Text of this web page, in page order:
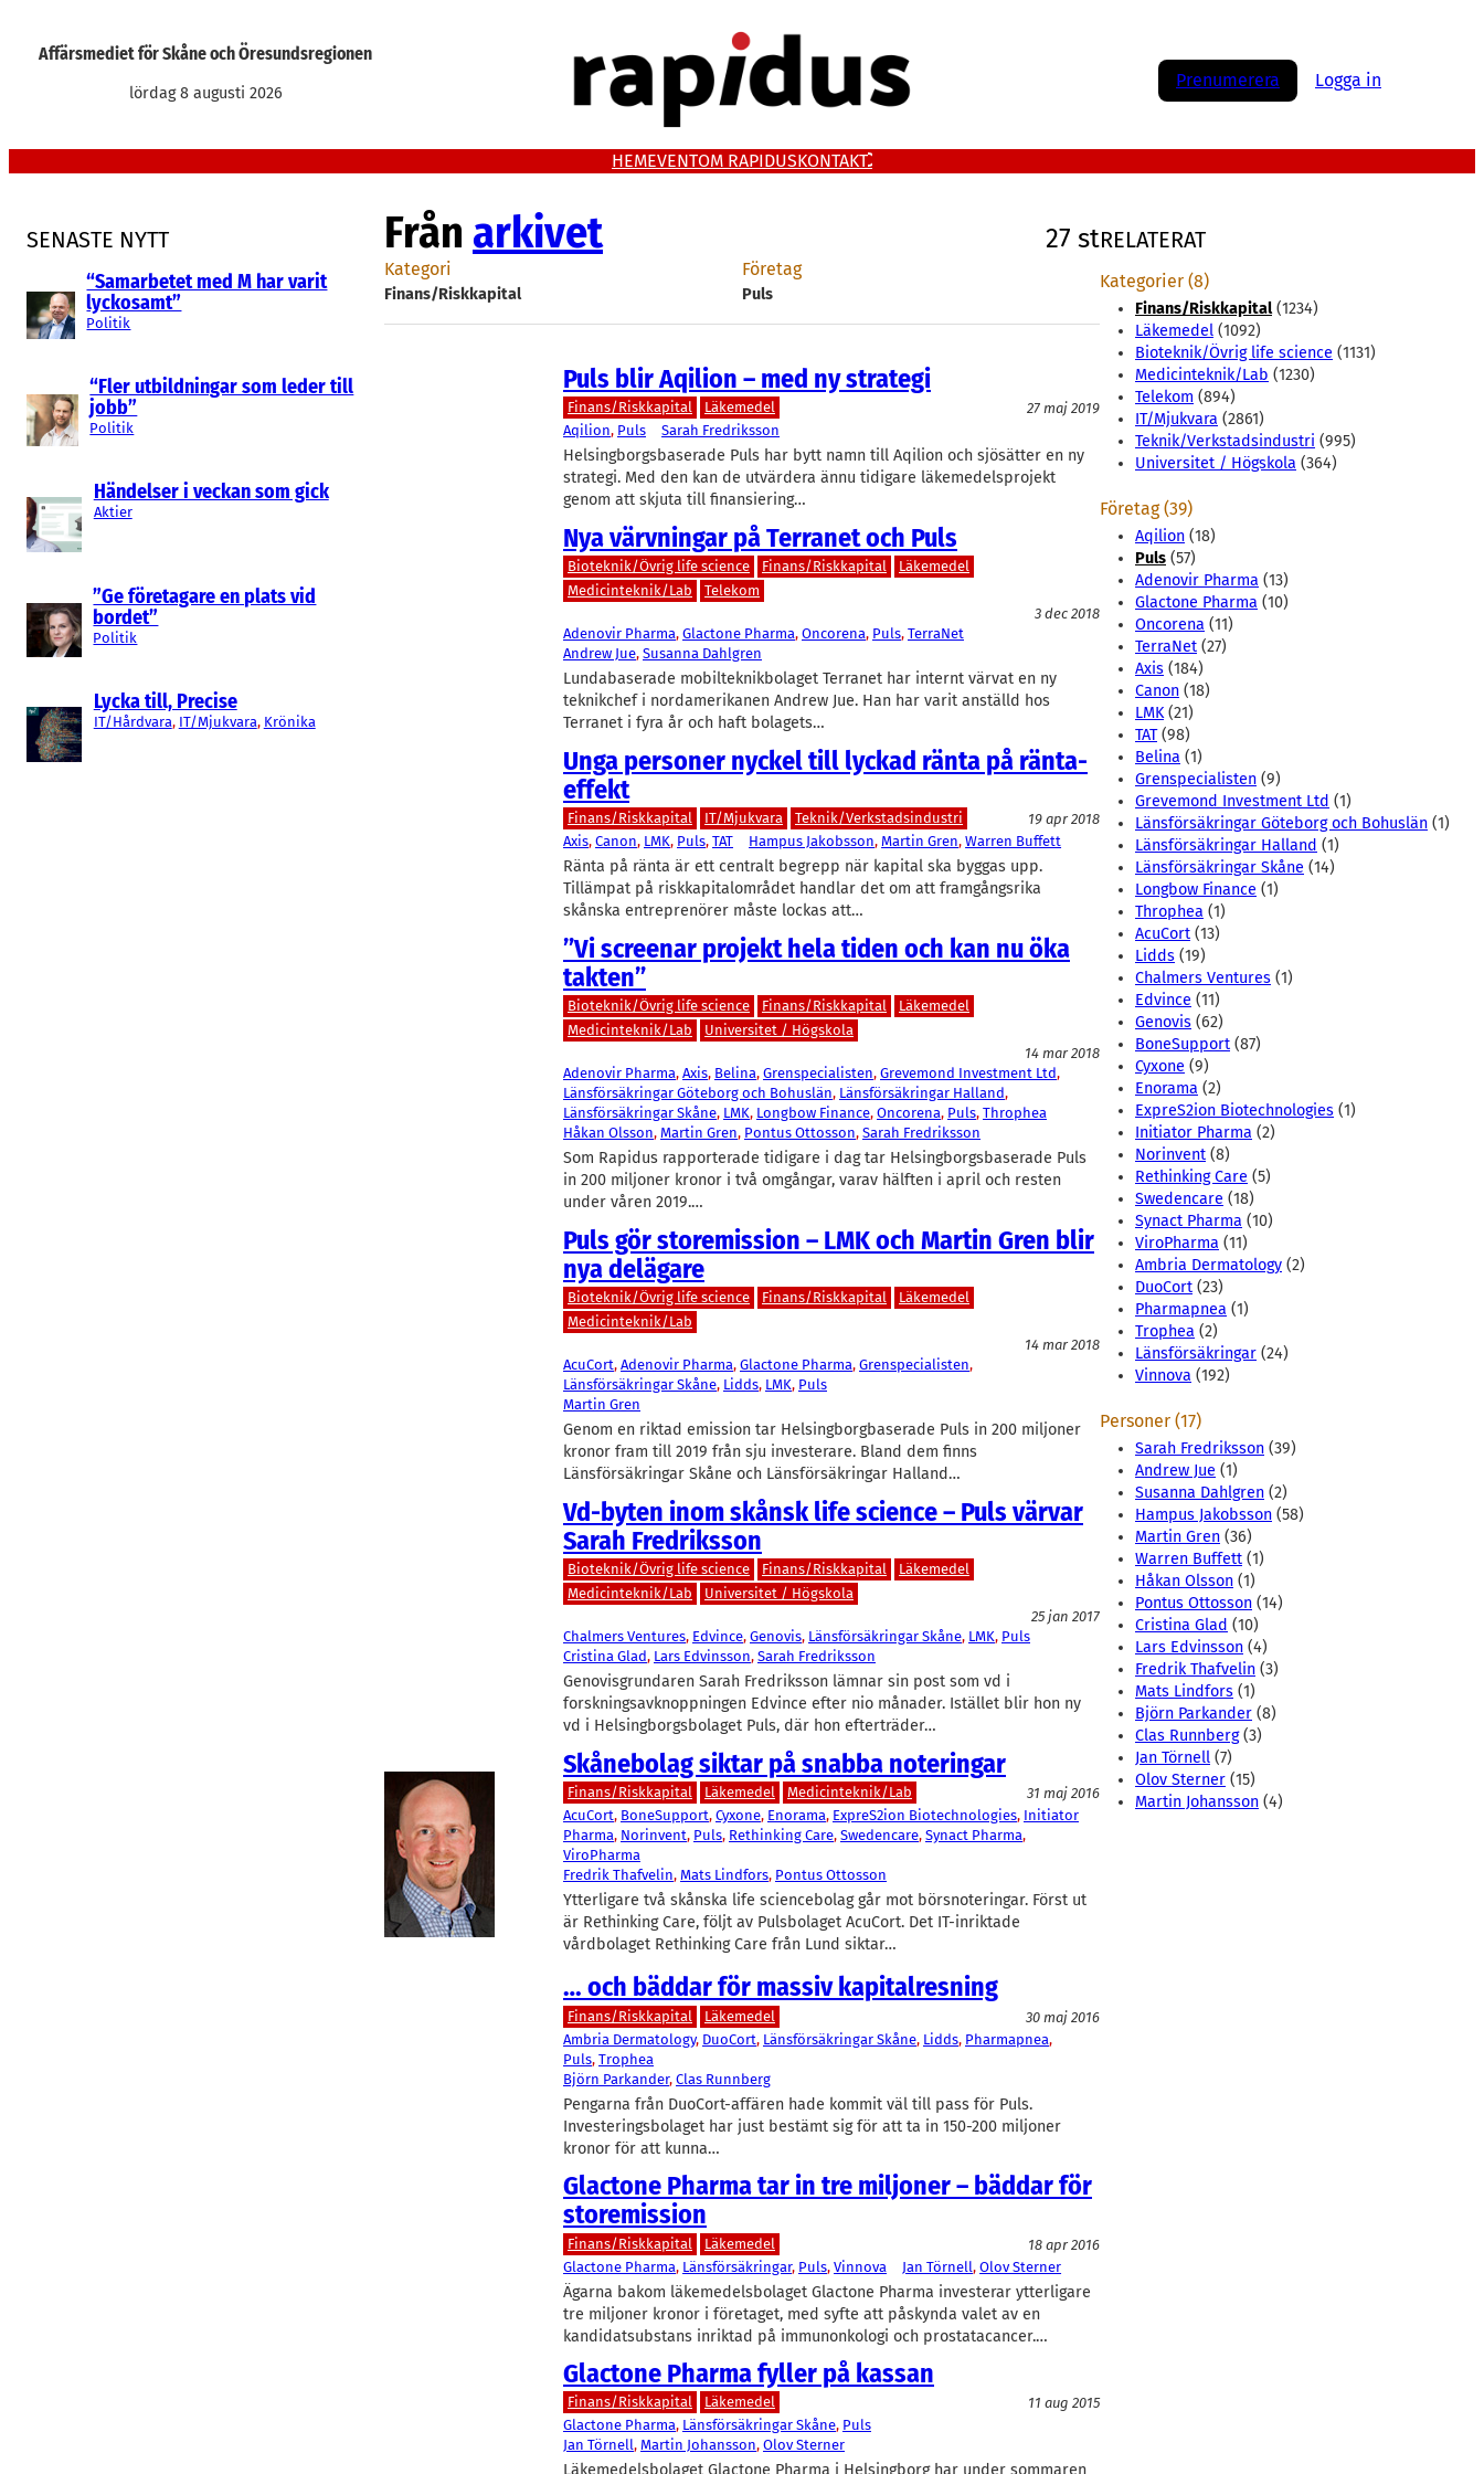
Affärsmediet för Skåne och Öresundsregionen
lördag 8 augusti 2026
Prenumerera Logga in
HEMEVENTOM RAPIDUSKONTAKT
SENASTE NYTT
“Samarbetet med M har varit
lyckosamt”
Politik
“Fler utbildningar som leder till
jobb”
Politik
Händelser i veckan som gick
Aktier
”Ge företagare en plats vid
bordet”
Politik
Lycka till, Precise
IT/Hårdvara, IT/Mjukvara, Krönika
Från arkivet 27 st
Kategori
Finans/Riskkapital
Företag
Puls
Puls blir Aqilion – med ny strategi
Finans/Riskkapital Läkemedel
27 maj 2019
Aqilion, Puls Sarah Fredriksson
Helsingborgsbaserade Puls har bytt namn till Aqilion och sjösätter en ny
strategi. Med den kan de utvärdera ännu tidigare läkemedelsprojekt
genom att skjuta till finansiering…
Nya värvningar på Terranet och Puls
Bioteknik/Övrig life science Finans/Riskkapital
Läkemedel
Medicinteknik/Lab
Telekom
3 dec 2018
Adenovir Pharma, Glactone Pharma, Oncorena, Puls, TerraNet
Andrew Jue, Susanna Dahlgren
Lundabaserade mobilteknikbolaget Terranet har internt värvat en ny
teknikchef i nordamerikanen Andrew Jue. Han har varit anställd hos
Terranet i fyra år och haft bolagets…
Unga personer nyckel till lyckad ränta på ränta-
effekt
Finans/Riskkapital IT/Mjukvara Teknik/Verkstadsindustri
19 apr 2018
Axis, Canon, LMK, Puls, TAT Hampus Jakobsson, Martin Gren, Warren Buffett
Ränta på ränta är ett centralt begrepp när kapital ska byggas upp.
Tillämpat på riskkapitalområdet handlar det om att framgångsrika
skånska entreprenörer måste lockas att…
”Vi screenar projekt hela tiden och kan nu öka
takten”
Bioteknik/Övrig life science Finans/Riskkapital
Läkemedel
Medicinteknik/Lab
Universitet / Högskola
14 mar 2018
Adenovir Pharma, Axis, Belina, Grenspecialisten, Grevemond Investment Ltd
Länsförsäkringar Göteborg och Bohuslän, Länsförsäkringar Halland
Länsförsäkringar Skåne, LMK, Longbow Finance, Oncorena, Puls, Throphea
Håkan Olsson, Martin Gren, Pontus Ottosson, Sarah Fredriksson
Som Rapidus rapporterade tidigare i dag tar Helsingborgsbaserade Puls
in 200 miljoner kronor i två omgångar, varav hälften i april och resten
under våren 2019.…
Puls gör storemission – LMK och Martin Gren blir
nya delägare
Bioteknik/Övrig life science Finans/Riskkapital
Läkemedel
Medicinteknik/Lab
14 mar 2018
AcuCort, Adenovir Pharma, Glactone Pharma, Grenspecialisten
Länsförsäkringar Skåne, Lidds, LMK, Puls
Martin Gren
Genom en riktad emission tar Helsingborgbaserade Puls in 200 miljoner
kronor fram till 2019 från sju investerare. Bland dem finns
Länsförsäkringar Skåne och Länsförsäkringar Halland…
Vd-byten inom skånsk life science – Puls värvar
Sarah Fredriksson
Bioteknik/Övrig life science Finans/Riskkapital
Läkemedel
Medicinteknik/Lab
Universitet / Högskola
25 jan 2017
Chalmers Ventures, Edvince, Genovis, Länsförsäkringar Skåne, LMK, Puls
Cristina Glad, Lars Edvinsson, Sarah Fredriksson
Genovisgrundaren Sarah Fredriksson lämnar sin post som vd i
forskningsavknoppningen Edvince efter nio månader. Istället blir hon ny
vd i Helsingborgsbolaget Puls, där hon efterträder…
Skånebolag siktar på snabba noteringar
Finans/Riskkapital Läkemedel Medicinteknik/Lab
31 maj 2016
AcuCort, BoneSupport, Cyxone, Enorama, ExpreS2ion Biotechnologies, Initiator
Pharma, Norinvent, Puls, Rethinking Care, Swedencare, Synact Pharma
ViroPharma
Fredrik Thafvelin, Mats Lindfors, Pontus Ottosson
Ytterligare två skånska life sciencebolag går mot börsnoteringar. Först ut
är Rethinking Care, följt av Pulsbolaget AcuCort. Det IT-inriktade
vårdbolaget Rethinking Care från Lund siktar…
… och bäddar för massiv kapitalresning
Finans/Riskkapital Läkemedel
30 maj 2016
Ambria Dermatology, DuoCort, Länsförsäkringar Skåne, Lidds, Pharmapnea
Puls, Trophea
Björn Parkander, Clas Runnberg
Pengarna från DuoCort-affären hade kommit väl till pass för Puls.
Investeringsbolaget har just bestämt sig för att ta in 150-200 miljoner
kronor för att kunna…
Glactone Pharma tar in tre miljoner – bäddar för
storemission
Finans/Riskkapital Läkemedel
18 apr 2016
Glactone Pharma, Länsförsäkringar, Puls, Vinnova Jan Törnell, Olov Sterner
Ägarna bakom läkemedelsbolaget Glactone Pharma investerar ytterligare
tre miljoner kronor i företaget, med syfte att påskynda valet av en
kandidatsubstans inriktad på immunonkologi och prostatacancer.…
Glactone Pharma fyller på kassan
Finans/Riskkapital Läkemedel
11 aug 2015
Glactone Pharma, Länsförsäkringar Skåne, Puls
Jan Törnell, Martin Johansson, Olov Sterner
RELATERAT
Kategorier (8)
Finans/Riskkapital(1234)
Läkemedel (1092)
Bioteknik/Övrig life science (1131)
Medicinteknik/Lab (1230)
Telekom (894)
IT/Mjukvara (2861)
Teknik/Verkstadsindustri (995)
Universitet / Högskola (364)
Företag (39)
Aqilion (18)
Puls (57)
Adenovir Pharma (13)
Glactone Pharma (10)
Oncorena (11)
TerraNet (27)
Axis (184)
Canon (18)
LMK(21)
TAT(98)
Belina (1)
Grenspecialisten (9)
Grevemond Investment Ltd (1)
Länsförsäkringar Göteborg och Bohuslän (1)
Länsförsäkringar Halland (1)
Länsförsäkringar Skåne (14)
Longbow Finance (1)
Throphea (1)
AcuCort (13)
Lidds (19)
Chalmers Ventures (1)
Edvince (11)
Genovis (62)
BoneSupport (87)
Cyxone (9)
Enorama (2)
ExpreS2ion Biotechnologies (1)
Initiator Pharma (2)
Norinvent (8)
Rethinking Care (5)
Swedencare (18)
Synact Pharma (10)
ViroPharma (11)
Ambria Dermatology (2)
DuoCort (23)
Pharmapnea (1)
Trophea (2)
Länsförsäkringar (24)
Vinnova (192)
Personer (17)
Sarah Fredriksson (39)
Andrew Jue (1)
Susanna Dahlgren (2)
Hampus Jakobsson (58)
Martin Gren (36)
Warren Buffett (1)
Håkan Olsson (1)
Pontus Ottosson (14)
Cristina Glad (10)
Lars Edvinsson (4)
Fredrik Thafvelin (3)
Mats Lindfors (1)
Björn Parkander (8)
Clas Runnberg(3)
Jan Törnell (7)
Olov Sterner (15)
Martin Johansson (4)